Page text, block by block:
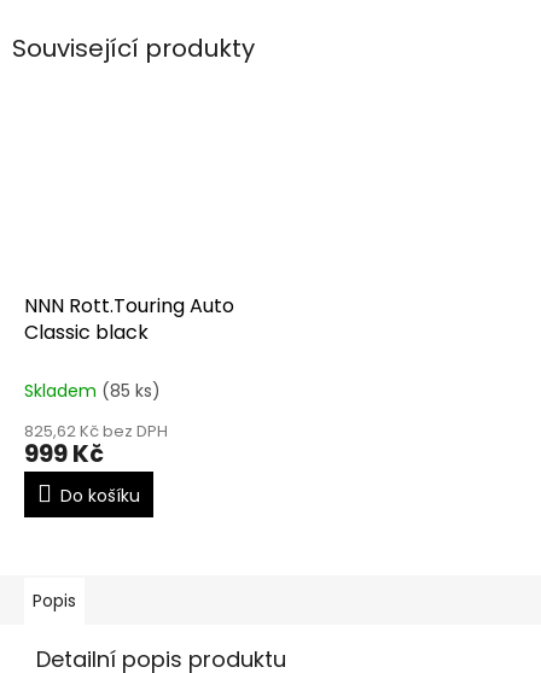
Související produkty
NNN Rott.Touring Auto
Classic black
Skladem (85 ks)
825,62 Kč bez DPH
999 Kč
Do košíku
Popis
Detailní popis produktu